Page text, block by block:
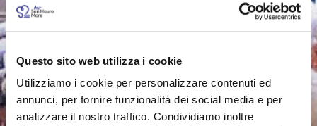
Questo sito web utilizza i cookie
Utilizziamo i cookie per personalizzare contenuti ed
annunci, per fornire funzionalità dei social media e per
analizzare il nostro traffico. Condividiamo inoltre